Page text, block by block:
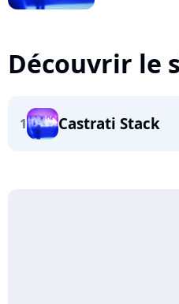
Découvrir le
1 Castrati Stack